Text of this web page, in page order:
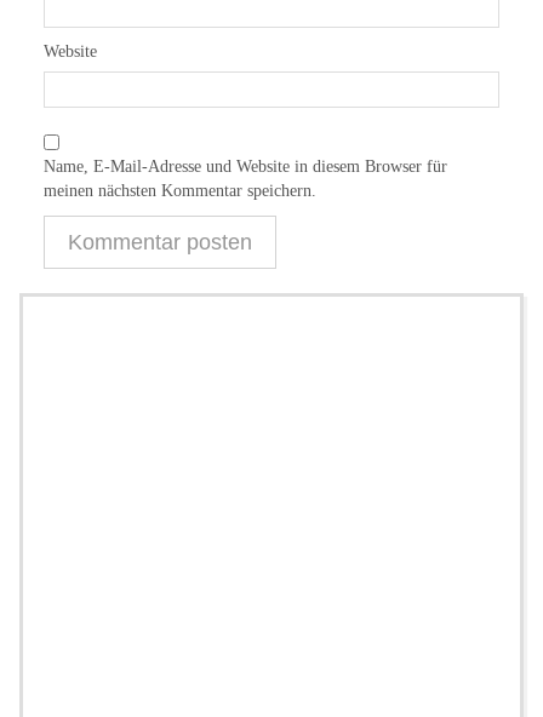
Website
Name, E-Mail-Adresse und Website in diesem Browser für
meinen nächsten Kommentar speichern.